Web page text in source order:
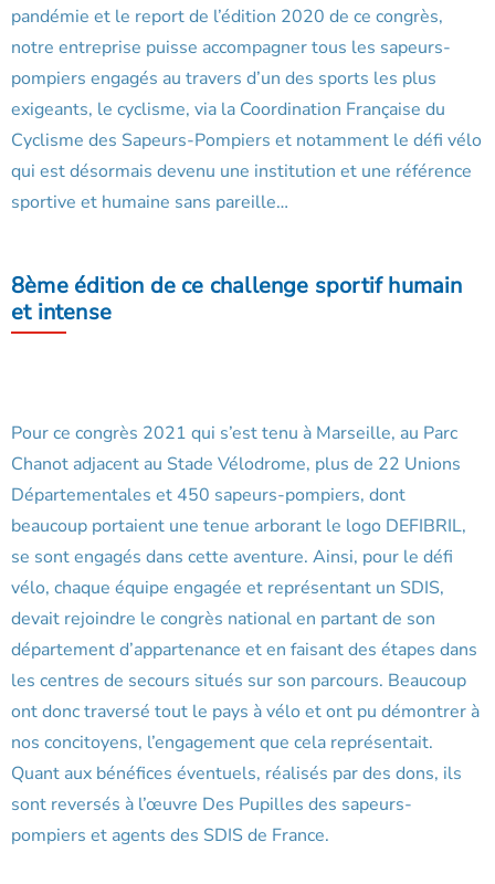
pandémie et le report de l’édition 2020 de ce congrès,
notre entreprise puisse accompagner tous les sapeurs-
pompiers engagés au travers d’un des sports les plus
exigeants, le cyclisme, via la Coordination Française du
Cyclisme des Sapeurs-Pompiers et notamment le défi vélo
qui est désormais devenu une institution et une référence
sportive et humaine sans pareille…
8ème édition de ce challenge sportif humain
et intense
Pour ce congrès 2021 qui s’est tenu à Marseille, au Parc
Chanot adjacent au Stade Vélodrome, plus de 22 Unions
Départementales et 450 sapeurs-pompiers, dont
beaucoup portaient une tenue arborant le logo DEFIBRIL,
se sont engagés dans cette aventure. Ainsi, pour le défi
vélo, chaque équipe engagée et représentant un SDIS,
devait rejoindre le congrès national en partant de son
département d’appartenance et en faisant des étapes dans
les centres de secours situés sur son parcours. Beaucoup
ont donc traversé tout le pays à vélo et ont pu démontrer à
nos concitoyens, l’engagement que cela représentait.
Quant aux bénéfices éventuels, réalisés par des dons, ils
sont reversés à l’œuvre Des Pupilles des sapeurs-
pompiers et agents des SDIS de France.